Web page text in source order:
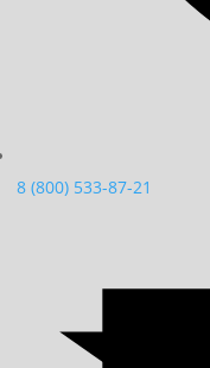
8 (800) 533-87-21